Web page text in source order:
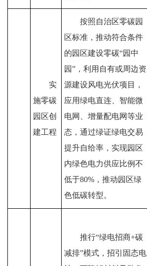
实
施零碳
园区创
建工程
按照自治区零碳园
区标准，推动符合条件
的园区建设零碳“园中
园” ，利用自有或周边资
源建设风电光伏项目，
应用绿电直连、智能微
电网、增量配电网等业
态，通过绿证绿电交易
提升自给率，实现园区
内绿色电力供应比例不
低于80% ，推动园 区绿
色低碳转型。
推行“绿电招商+碳
减排”模式，招引固态电